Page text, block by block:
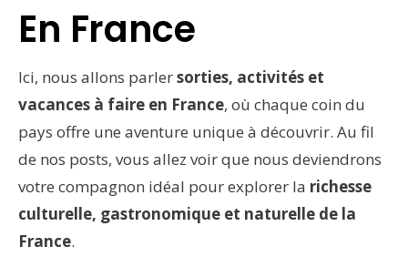
En France
Ici, nous allons parlersorties, activités et
vacances à faire en France, où chaque coin du
pays offre une aventure unique à découvrir. Au fil
de nos posts, vous allez voir que nous deviendrons
votre compagnon idéal pour explorer la richesse
culturelle, gastronomique et naturelle de la
France.